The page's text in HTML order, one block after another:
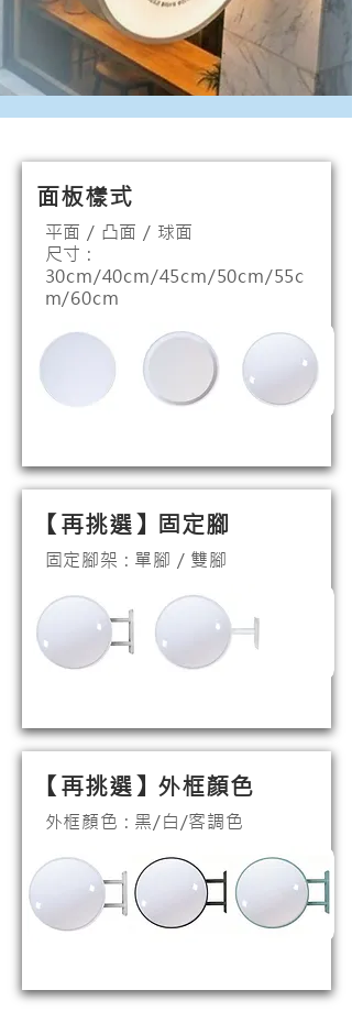
面板樣式
平面 / 凸面 / 球面
​尺寸 :
30cm/40cm/45cm/50cm/55c
m/60cm
【​再挑選】固定腳
固定腳架 : 單腳 / 雙腳
【​再挑選】外框顏色
外框顏色 : 黑/白/客調色